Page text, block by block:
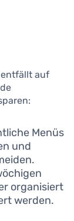
entfällt auf
Menüs
und
organisiert
werden.